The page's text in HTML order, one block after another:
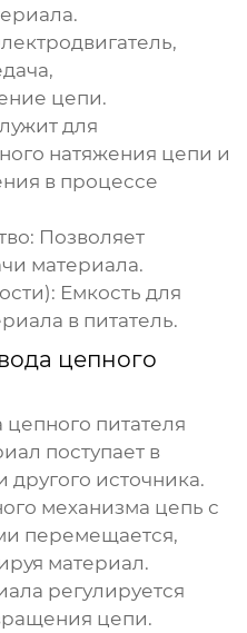
цепи.
для
натяжения цепи и
в процессе
Позволяет
материала.
Емкость для
в питатель.
цепного
цепного питателя
поступает в
другого источника.
механизма цепь с
перемещается,
материал.
регулируется
цепи.